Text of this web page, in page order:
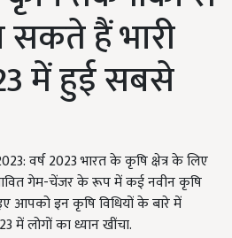
हैं भारी
में हुई सबसे
वर्ष 2023 भारत के कृषि क्षेत्र के लिए
गेम-चेंजर के रूप में कई नवीन कृषि
आपको इन कृषि विधियों के बारे में
में लोगों का ध्यान खींचा.